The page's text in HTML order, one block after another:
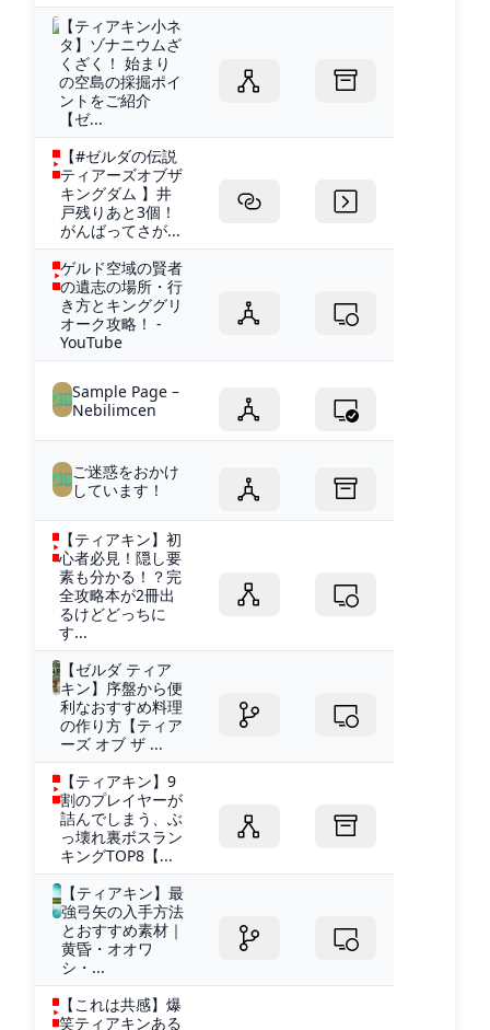
【ティアキン小ネ
タ】ゾナニウムざ
くざく！ 始まり
の空島の採掘ポイ
ントをご紹介
【ゼ...
【#ゼルダの伝説
ティアーズオブザ
キングダム 】井
戸残りあと3個！
がんばってさが...
ゲルド空域の賢者
の遺志の場所・行
き方とキンググリ
オーク攻略！ -
YouTube
Sample Page –
Nebilimcen
ご迷惑をおかけ
しています！
【ティアキン】初
心者必見！隠し要
素も分かる！？完
全攻略本が2冊出
るけどどっちに
す...
【ゼルダ ティア
キン】序盤から便
利なおすすめ料理
の作り方【ティア
ーズ オブ ザ ...
【ティアキン】9
割のプレイヤーが
詰んでしまう、ぶ
っ壊れ裏ボスラン
キングTOP8【...
【ティアキン】最
強弓矢の入手方法
とおすすめ素材｜
黄昏・オオワ
シ・...
【これは共感】爆
笑ティアキンある